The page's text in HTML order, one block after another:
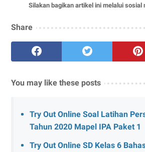
Silakan bagikan artikel ini melalui sosial
Share
You may like these posts
Try Out Online Soal Latihan
Tahun 2020 Mapel IPA Paket 1
Try Out Online SD Kelas 6